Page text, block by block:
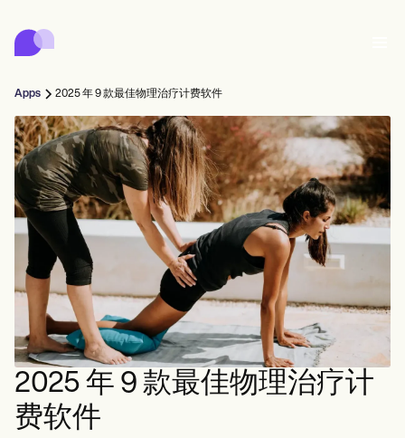
Product
日程安排
健康记录
账单
合规性
在线表格
提醒
付款
远程医疗
临床笔记
实践管理
Community
个人从业者
新从业者
辅导员
教练
言语病理学家
脊椎按摩师
心理健康专业人员
社会工作者
连接
日程安排
Online booking
Automatic reminders
消息
Client messaging
SMS and email
关怀
会面
Telehealth video
In session notes
记录
AI Scribe
Clinical notes
完成
治疗
ePrescribe
Treatment plans
账单
Invoicing and payments
Insurance claims
诊所管理
合规与安全
Carepatron AI
查看完整工作流程
Who we're for
Behavioral
Counselors
Mental health
Psychologists
Therapists
Medical
Dentists
Nurse practitioners
Nurses
Physicians
Psychiatrists
Allied
Dietitians
Nutritionists
Occupational therapists
Physical therapists
Social workers
Speech therapists
Wellness
Acupuncturists
Chiropractors
Health coaches
Life coaches
Get started for free
Book a demo
登录
Apps 2025 年 9 款最佳物理治疗计费软件
2025 年 9 款最佳物理治疗计
费软件